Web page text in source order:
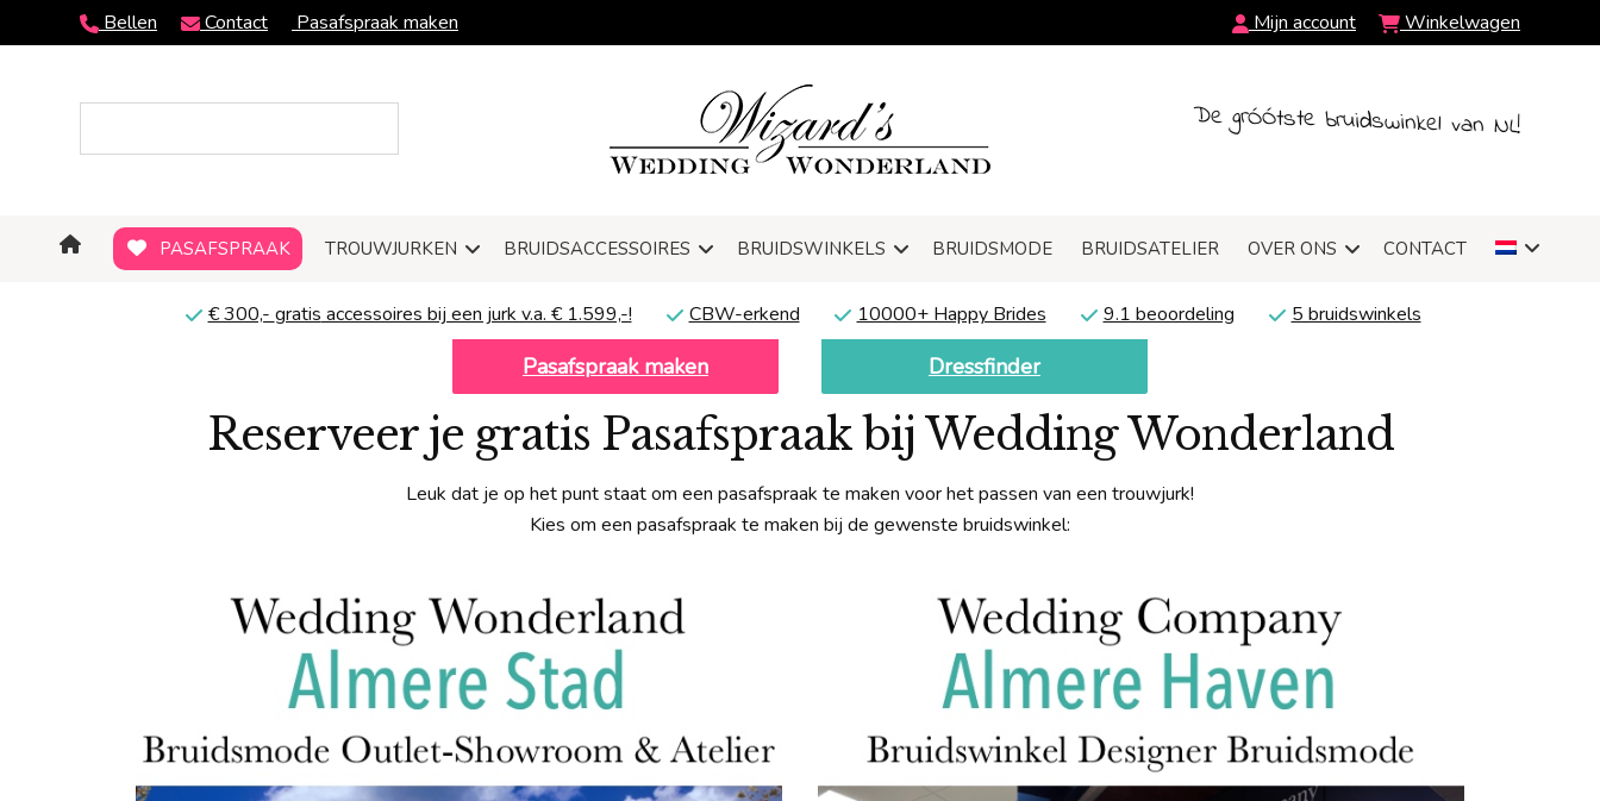
Bellen Contact Pasafspraak maken Mijn account Winkelwagen
De grÓÓtste bruidswinkel van NL!
PASAFSPRAAK TROUWJURKEN BRUIDSACCESSOIRES BRUIDSWINKELS BRUIDSMODE BRUIDSATELIER OVER ONS CONTACT
€ 300,- gratis accessoires bij een jurk v.a. € 1.599,-! CBW-erkend 10000+ Happy Brides 9.1 beoordeling 5 bruidswinkels
Pasafspraak maken Dressfinder
Reserveer je gratis Pasafspraak bij Wedding Wonderland
Leuk dat je op het punt staat om een pasafspraak te maken voor het passen van een trouwjurk!
Kies om een pasafspraak te maken bij de gewenste bruidswinkel: